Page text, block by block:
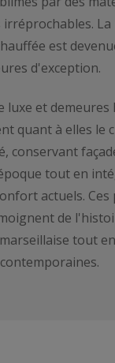
La
est
d'exception.
luxe et
quant à elles le
conservant
tout en
actuels.
de
tout